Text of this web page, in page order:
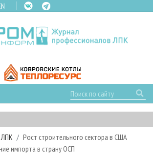
Рост строительного сектора в США
импорта в страну ОСП